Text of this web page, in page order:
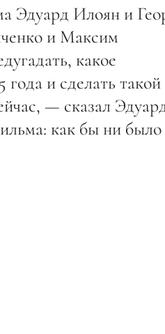
Эдуард Илоян и
и Максим
какое
года и сделать такой
— сказал
как бы ни было